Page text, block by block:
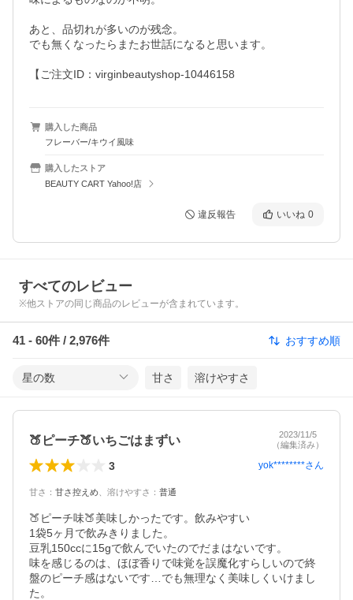
あと、品切れが多いのが残念。
でも無くなったらまたお世話になると思います。
【ご注文ID：virginbeautyshop-10446158
購入した商品
フレーバー/キウイ風味
購入したストア
BEAUTY CART Yahoo!店
違反報告 いいね 0
すべてのレビュー
※他ストアの同じ商品のレビューが含まれています。
41 - 60件 / 2,976件 おすすめ順
星の数 甘さ 溶けやすさ
🍑ピーチ🍑いちごはまずい
2023/11/5
（編集済み）
3 yok********さん
甘さ ： 甘さ控えめ 溶けやすさ ： 普通
🍑ピーチ味🍑美味しかったです。飲みやすい
1袋5ヶ月で飲みきりました。
豆乳150ccに15gで飲んでいたのでだまはないです。
味を感じるのは、ほぼ香りで味覚を誤魔化すらしいので終
盤のピーチ感はないです…でも無理なく美味しくいけまし
た。